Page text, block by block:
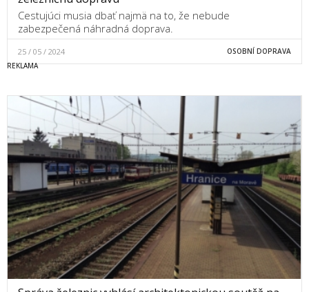
Cestujúci musia dbať najmä na to, že nebude
zabezpečená náhradná doprava.
25 / 05 / 2024 OSOBNÍ DOPRAVA